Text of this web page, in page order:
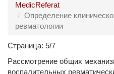
MedicReferat
Определение
ревматологии
Страница: 5/7
Рассмотрение общих
воспалительных